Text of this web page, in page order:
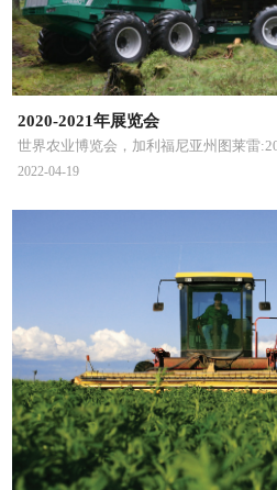
2020-2021年展览会
世界农业博览会，加利福尼亚州图莱雷
2022-04-19